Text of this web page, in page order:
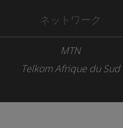
ネットワーク
MTN
Telkom Afrique du Sud